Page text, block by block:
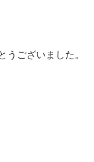
うございました。